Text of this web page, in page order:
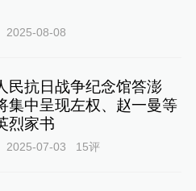
2025-08-08
民抗日战争纪念馆答澎
集中呈现左权、赵一曼等
烈家书
2025-07-03 15评